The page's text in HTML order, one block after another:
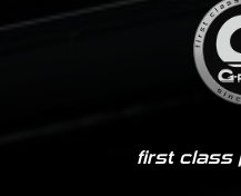
first class